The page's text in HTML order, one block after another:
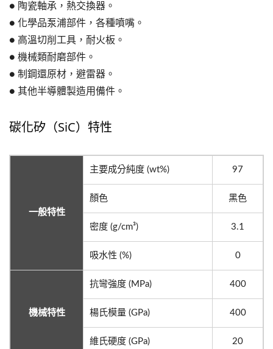
● 陶瓷軸承，熱交換器。
● 化學品泵浦部件，各種噴嘴。
● 高溫切削工具，耐火板。
● 機械類耐磨部件。
● 制鋼還原材，避雷器。
● 其他半導體製造用備件。
碳化矽（SiC）特性
一般特性
主要成分純度 (wt%) 97
顏色 黑色
密度 (g/cm³) 3.1
吸水性 (%) 0
機械特性
抗彎強度 (MPa) 400
楊氏模量 (GPa) 400
維氏硬度 (GPa) 20